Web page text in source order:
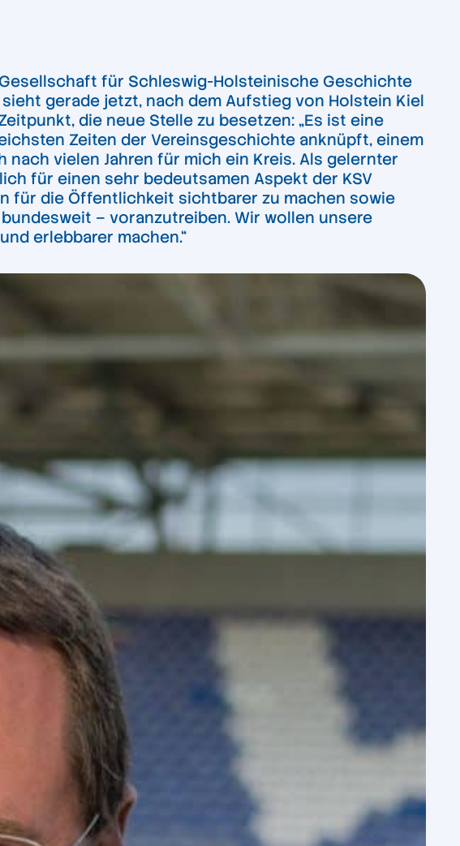
für Schleswig-Holsteinische Geschichte
gerade jetzt, nach dem Aufstieg von Holstein Kiel
die neue Stelle zu besetzen: „Es ist eine
Zeiten der Vereinsgeschichte anknüpft, einem
vielen Jahren für mich ein Kreis. Als gelernter
für einen sehr bedeutsamen Aspekt der KSV
für die Öffentlichkeit sichtbarer zu machen sowie
– voranzutreiben. Wir wollen unsere
erlebbarer machen.“